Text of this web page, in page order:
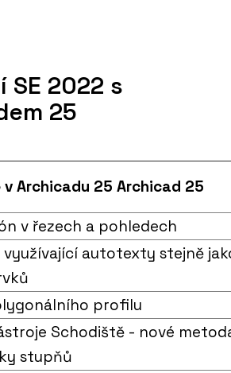
SE 2022 s
25
v Archicadu 25 Archicad 25
v řezech a pohledech
využívající autotexty stejně
profilu
Schodiště - nové
stupňů